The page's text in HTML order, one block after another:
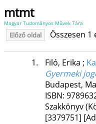
mtmt
Magyar Tudományos Művek Tára
Előző oldal Összesen
1. Filó, Erika ;
Gyermeki
Budapest,
ISBN:
Szakkönyv
[3379751]